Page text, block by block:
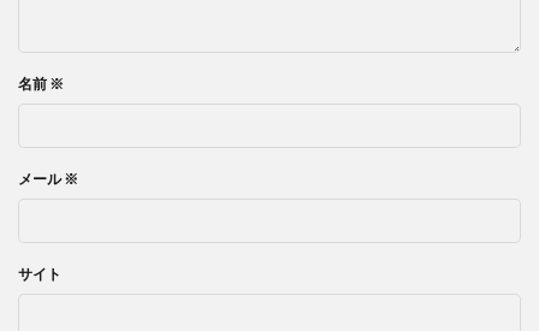
名前 ※
メール※
サイト